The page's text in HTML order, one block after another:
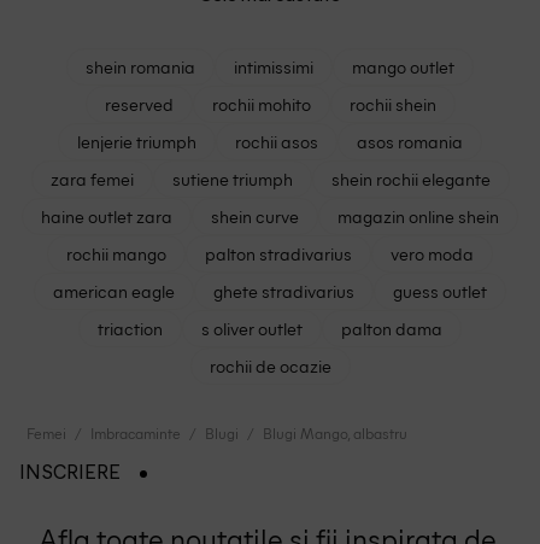
shein romania intimissimi
mango outlet
reserved
rochii mohito
rochii shein
lenjerie triumph
rochii asos
asos romania
zara femei
sutiene triumph
shein rochii elegante
haine outlet zara
shein curve
magazin online shein
rochii mango
palton stradivarius
vero moda
american eagle
ghete stradivarius
guess outlet
triaction
s oliver outlet
palton dama
rochii de ocazie
Femei Imbracaminte Blugi Blugi Mango, albastru
INSCRIERE